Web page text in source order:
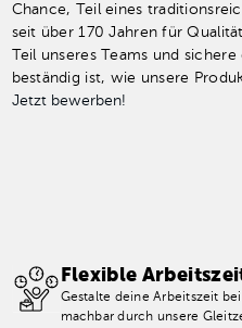
Chance, Teil eines
seit über 170 Jahren für
Teil unseres Teams und
beständig ist, wie unsere
Jetzt bewerben!
Flexible
Gestalte deine Arbeitszeit
machbar durch unsere